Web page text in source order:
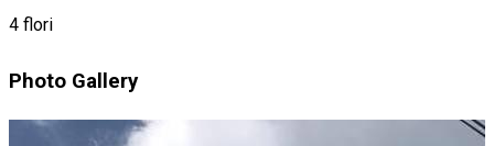
4 flori
Photo Gallery